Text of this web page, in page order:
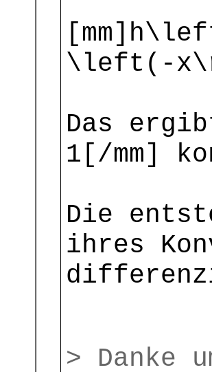
\left(-
Das
1[/mm]
Die
ihres
> Danke